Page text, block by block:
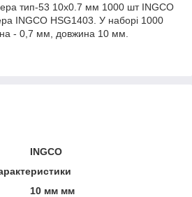
тип-53 10х0.7 мм 1000 шт INGCO
INGCO HSG1403. У наборі 1000
- 0,7 мм, довжина 10 мм.
INGCO
10 мм мм